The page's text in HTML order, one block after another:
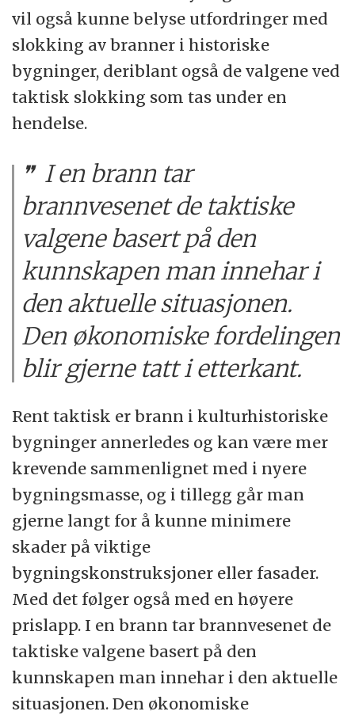
vil også kunne belyse utfordringer med
slokking av branner i historiske
bygninger, deriblant også de valgene ved
taktisk slokking som tas under en
hendelse.
I en brann tar
brannvesenet de taktiske
valgene basert på den
kunnskapen man innehar i
den aktuelle situasjonen.
Den økonomiske fordelingen
blir gjerne tatt i etterkant.
Rent taktisk er brann i kulturhistoriske
bygninger annerledes og kan være mer
krevende sammenlignet med i nyere
bygningsmasse, og i tillegg går man
gjerne langt for å kunne minimere
skader på viktige
bygningskonstruksjoner eller fasader.
Med det følger også med en høyere
prislapp. I en brann tar brannvesenet de
taktiske valgene basert på den
kunnskapen man innehar i den aktuelle
situasjonen. Den økonomiske